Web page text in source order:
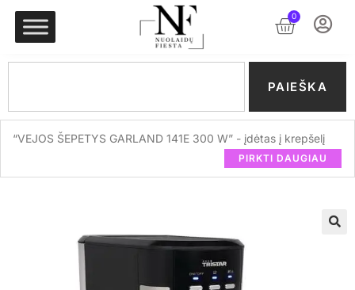
0
PAIEŠKA
“VEJOS ŠEPETYS GARLAND 141E 300 W” - įdėtas į krepšelį
PIRKTI DAUGIAU